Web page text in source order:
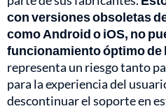
con versiones obsoletas
como Android o iOS, no
funcionamiento óptimo de
representa un riesgo tanto
para la experiencia del
descontinuar el soporte en